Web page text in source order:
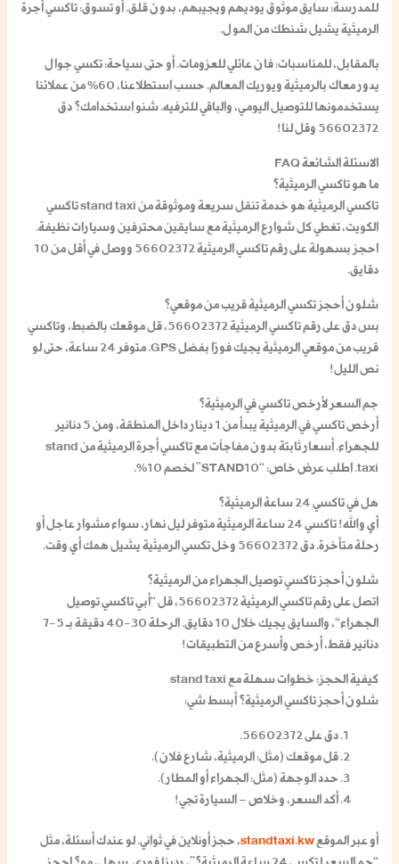
للمدرسة: سايق موثوق يوديهم ويجيبهم، بدون قلق. أو تسوق: تاكسي أجرة
الرميثية يشيل شنطك من المول.
بالمقابل، للمناسبات: فان عائلي للعزومات. أو حتى سياحة: تكسي جوال
يدور معاك بالرميثية ويوريك المعالم. حسب استطلاعنا، 60% من عملائنا
يستخدمونها للتوصيل اليومي، والباقي للترفيه. شنو استخدامك؟ دق
56602372 وقل لنا!
الاسئلة الشائعة FAQ
ما هو تاكسي الرميثية؟
تاكسي الرميثية هو خدمة تنقل سريعة وموثوقة من
stand taxi تاكسي
الكويت، تغطي كل شوارع الرميثية مع سايقين محترفين وسيارات نظيفة.
احجز بسهولة علىرقم تاكسي الرميثية 56602372
ووصل في أقل من 10
دقايق.
شلون أحجز تكسي الرميثية قريب من موقعي؟
بس دق علىرقم تاكسي الرميثية 56602372 ، قل موقعك بالضبط، وتاكسي
قريب من موقعي الرميثية
يجيك فورًا بفضل GPS. متوفر 24 ساعة، حتى لو
نص الليل!
جم السعر لأرخص تاكسي في الرميثية؟
أرخص تاكسي في الرميثية
يبدأ من 1 دينار داخل المنطقة، ومن 5 دنانير
للجهراء. أسعار ثابتة بدون مفاجآت معتاكسي أجرة الرميثية
من stand
taxi. اطلب عرض خاص: “STAND10” لخصم 10%.
هل في تاكسي 24 ساعة الرميثية؟
أي والله!تاكسي 24 ساعة الرميثية
متوفر ليل نهار، سواء مشوار عاجل أو
رحلة متأخرة. دق 56602372 وخل
تكسي الرميثية يشيل همك أي وقت.
شلون أحجز تاكسي توصيل الجهراء من الرميثية؟
اتصل علىرقم تاكسي الرميثية 56602372 ، قل “أبيتاكسي توصيل
الجهراء
“، والسايق يجيك خلال 10 دقايق. الرحلة 30-40 دقيقة بـ 5-7
دنانير فقط، أرخص وأسرع من التطبيقات!
كيفية الحجز: خطوات سهلة مع stand taxi
شلون أحجز تاكسي الرميثية؟ أبسط شي:
دق على 56602372.
قل موقعك (مثل: الرميثية، شارع فلان).
حدد الوجهة (مثل: الجهراء أو المطار).
أكد السعر، وخلاص – السيارة تجي!
أو عبر الموقعstandtaxi.kw، حجز أونلاين في ثواني. لو عندك أسئلة، مثل